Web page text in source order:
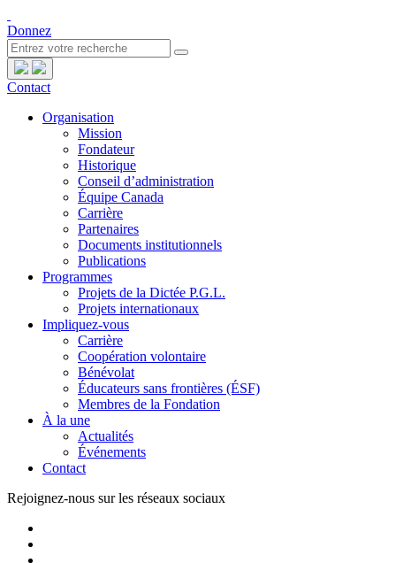
Donnez
Contact
Organisation
Mission
Fondateur
Historique
Conseil d’administration
Équipe Canada
Carrière
Partenaires
Documents institutionnels
Publications
Programmes
Projets de la Dictée P.G.L.
Projets internationaux
Impliquez-vous
Carrière
Coopération volontaire
Bénévolat
Éducateurs sans frontières (ÉSF)
Membres de la Fondation
À la une
Actualités
Événements
Contact
Rejoignez-nous sur les réseaux sociaux